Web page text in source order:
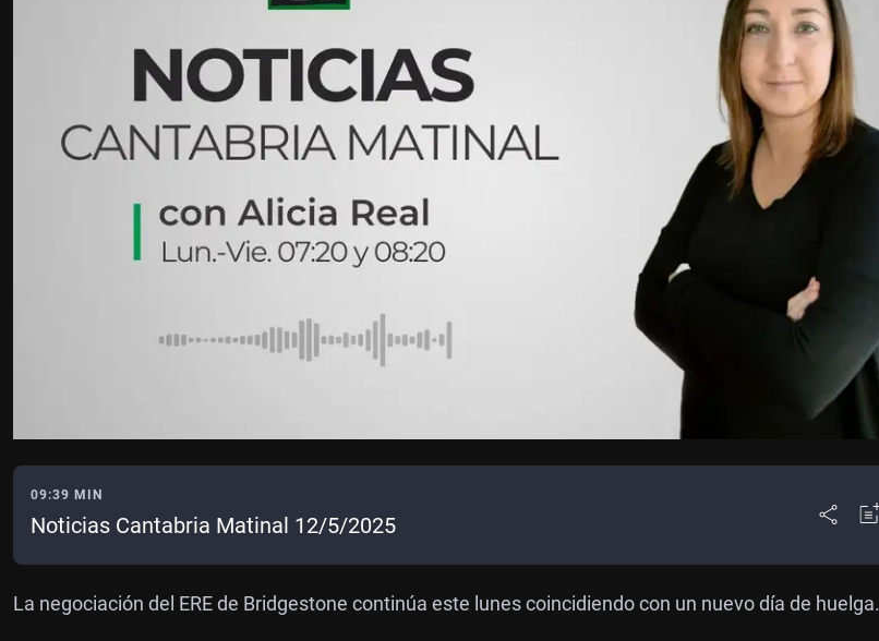
09:39 MIN
Noticias Cantabria Matinal 12/5/2025
La negociación del ERE de Bridgestone continúa este lunes coincidiendo con un nuevo día de huelga.